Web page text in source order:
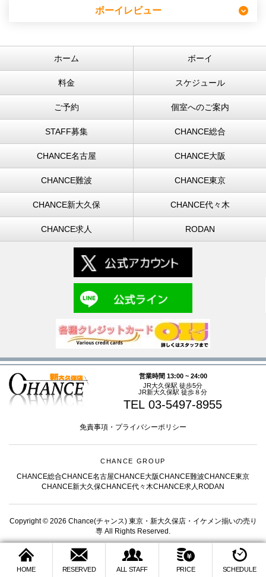
ボーイレビュー
ホーム ボーイ
料金 スケジュール
ご予約 個室へのご案内
STAFF募集 CHANCE総合
CHANCE名古屋 CHANCE大阪
CHANCE難波 CHANCE東京
CHANCE新大久保 CHANCE代々木
CHANCE求人 RODAN
営業時間 13:00 ~ 24:00
JR大久保駅 徒歩5分
JR新大久保駅 徒歩８分
TEL 03-5497-8955
免責事項 ・ プライバシーポリシー
CHANCE GROUP
CHANCE総合CHANCE名古屋CHANCE大阪CHANCE難波CHANCE東京
CHANCE新大久保CHANCE代々木CHANCE求人 RODAN
Copyright © 2026 Chance(チャンス) 東京・新大久保店・イケメン揃いの売り
専 All Rights Reserved.
HOME RESERVED ALL STAFF PRICE SCHEDULE